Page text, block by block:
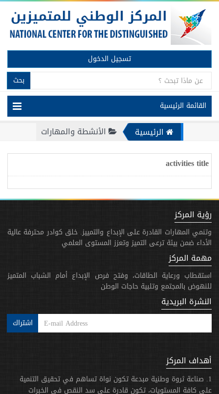
تسجيل الدخول
بحث
القائمة الرئيسية
الرئيسية الأنشطة والمهارات
activities title
رؤية المركز
وتنمي المهارات القادرة على الإبداع والتمييز. خلق كوادر محترفة عالية
الأداء ضمن بيئة ترعى التميز وتعزز المستوى العلمي
مهمة المركز
استقطاب ورعاية الطاقات، وفتح فرص الإبداع أمام الشباب المتميز
للنهوض بالمجتمع وتلبية حاجات الوطن
النشرة البريدية
اشتراك
أهداف المركز
1. صناعة ثروة وطنية مبدعة تكون نواة تساهم في تحقيق التنمية
على كافة المستويات، تكون قادرة على سد النقص في الخبرات